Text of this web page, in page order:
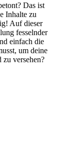
Das ist
Inhalte zu
Auf dieser
fesselnder
einfach die
um deine
versehen?